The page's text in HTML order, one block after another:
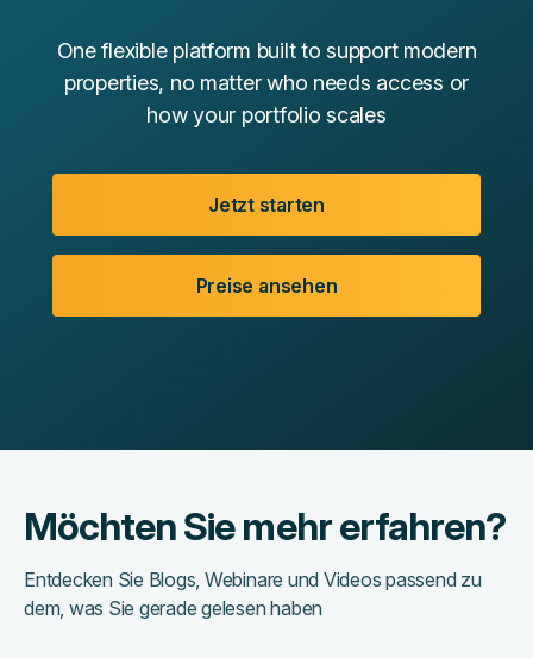
One flexible platform built to support modern
properties, no matter who needs access or
how your portfolio scales
Jetzt starten
Preise ansehen
Möchten Sie mehr erfahren?
Entdecken Sie Blogs, Webinare und Videos passend zu
dem, was Sie gerade gelesen haben